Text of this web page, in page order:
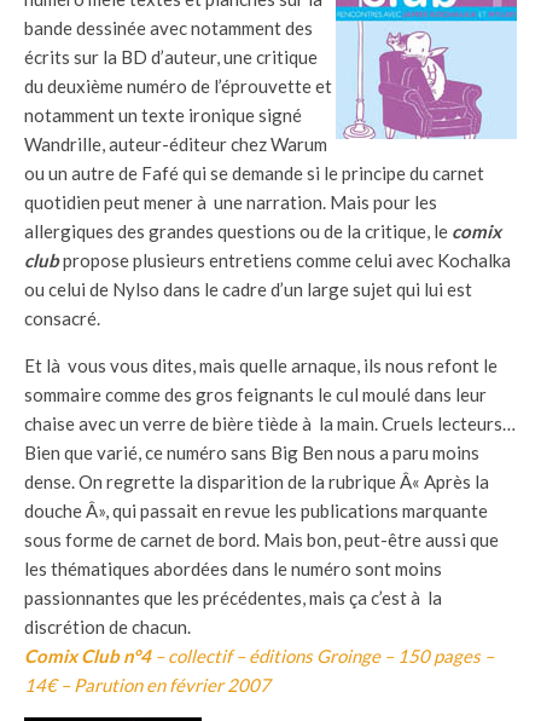
bande dessinée avec notamment des
écrits sur la BD d’auteur, une critique
du deuxième numéro de l’éprouvette et
notamment un texte ironique signé
Wandrille, auteur-éditeur chez Warum
ou un autre de Fafé qui se demande si le principe du carnet
quotidien peut mener à une narration. Mais pour les
allergiques des grandes questions ou de la critique, le comix
clubpropose plusieurs entretiens comme celui avec Kochalka
ou celui de Nylso dans le cadre d’un large sujet qui lui est
consacré.
Et là vous vous dites, mais quelle arnaque, ils nous refont le
sommaire comme des gros feignants le cul moulé dans leur
chaise avec un verre de bière tiède à la main. Cruels lecteurs…
Bien que varié, ce numéro sans Big Ben nous a paru moins
dense. On regrette la disparition de la rubrique Â« Après la
douche Â», qui passait en revue les publications marquante
sous forme de carnet de bord. Mais bon, peut-être aussi que
les thématiques abordées dans le numéro sont moins
passionnantes que les précédentes, mais ça c’est à la
discrétion de chacun.
Comix Club n°4– collectif – éditions Groinge – 150 pages –
14€ – Parution en février 2007